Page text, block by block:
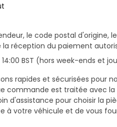
le code postal d'origine,
réception du paiement
BST (hors week-ends et
rapides et sécurisées pour
commande est traitée avec
d'assistance pour choisir la
à votre véhicule et de vous